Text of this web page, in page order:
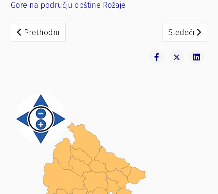
Gore na području opštine Rožaje
Prethodni članak: Opština Rožaje prelimarni rezultati
Prethodni Sledeći
Sledeći